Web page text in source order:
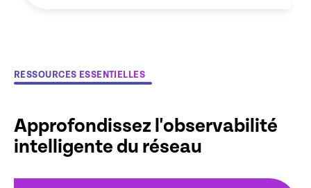
RESSOURCES ESSENTIELLES
Approfondissez l'observabilité
intelligente du réseau